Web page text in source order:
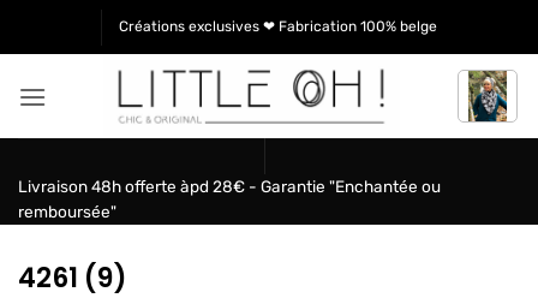
Créations exclusives ❤ Fabrication 100% belge
Livraison 48h offerte àpd 28€ - Garantie "Enchantée ou
remboursée"
4261 (9)